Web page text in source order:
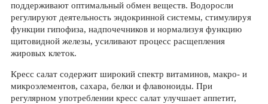
поддерживают оптимальный обмен веществ. Водоросли
регулируют деятельность эндокринной системы, стимулируя
функции гипофиза, надпочечников и нормализуя функцию
щитовидной железы, усиливают процесс расщепления
жировых клеток.
Кресс салат содержит широкий спектр витаминов, макро- и
микроэлементов, сахара, белки и флавоноиды. При
регулярном употреблении кресс салат улучшает аппетит,